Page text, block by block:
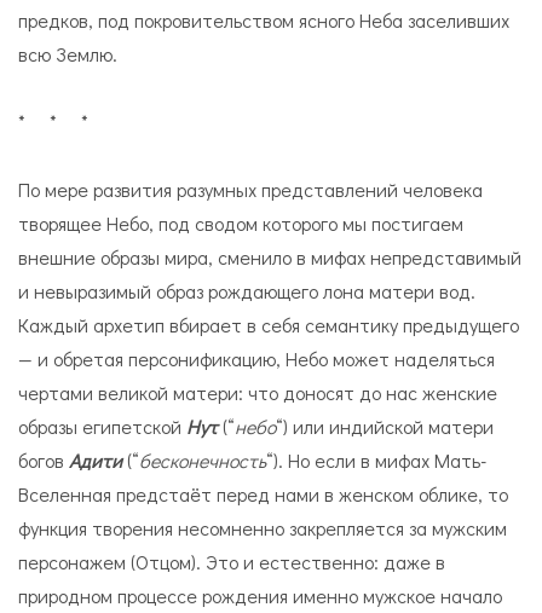
предков, под покровительством ясного Неба заселивших
всю Землю.
* * *
По мере развития разумных представлений человека
творящее Небо, под сводом которого мы постигаем
внешние образы мира, сменило в мифах непредставимый
и невыразимый образ рождающего лона матери вод.
Каждый архетип вбирает в себя семантику предыдущего
— и обретая персонификацию, Небо может наделяться
чертами великой матери: что доносят до нас женские
образы египетской Нут(“небо“) или индийской матери
богов Адити(“бесконечность“). Но если в мифах Мать-
Вселенная предстаёт перед нами в женском облике, то
функция творения несомненно закрепляется за мужским
персонажем (Отцом). Это и естественно: даже в
природном процессе рождения именно мужское начало